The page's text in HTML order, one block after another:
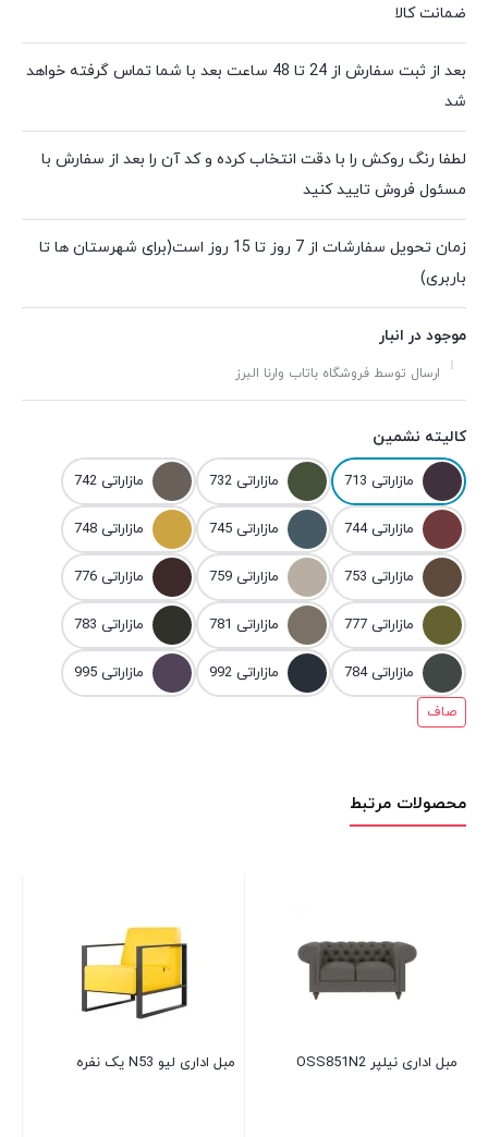
ضمانت کالا
بعد از ثبت سفارش از 24 تا 48 ساعت بعد با شما تماس گرفته خواهد
شد
لطفا رنگ روکش را با دقت انتخاب کرده و کد آن را بعد از سفارش با
مسئول فروش تایید کنید
زمان تحویل سفارشات از 7 روز تا 15 روز است(برای شهرستان ها تا
باربری)
موجود در انبار
ارسال توسط فروشگاه باتاب وارنا البرز
کالیته نشمین
مازاراتی 713 مازاراتی 732 مازاراتی 742
مازاراتی 744 مازاراتی 745 مازاراتی 748
مازاراتی 753 مازاراتی 759 مازاراتی 776
مازاراتی 777 مازاراتی 781 مازاراتی 783
مازاراتی 784 مازاراتی 992
مازاراتی 995
صاف
محصولات مرتبط
مبل اداری نیلپر OSS851N2 مبل اداری لیو N53 یک نفره